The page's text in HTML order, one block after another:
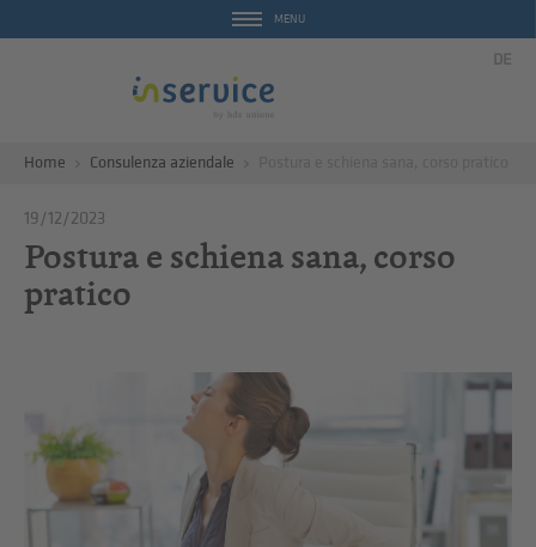
MENU
DE
Home Consulenza aziendale
19/12/2023
Postura e schiena sana, corso
pratico